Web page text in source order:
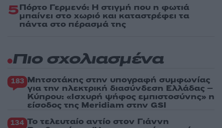
5Πόρτο Γερμενό: Η στιγμή που η φωτιά
μπαίνει στο χωριό και καταστρέφει τα
πάντα στο πέρασμά της
Πιο σχολιασμένα
183 Μητσοτάκης στην υπογραφή συμφωνίας
για την ηλεκτρική διασύνδεση Ελλάδας –
Κύπρου: «Ισχυρή ψήφος εμπιστοσύνης» η
είσοδος της Meridiam στην GSI
134 Το τελευταίο αντίο στον Γιάννη